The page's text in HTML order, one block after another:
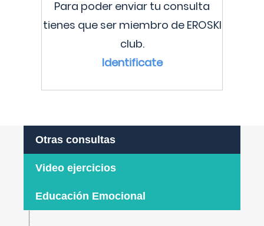
Para poder enviar tu consulta
tienes que ser miembro de EROSKI
club.
Identificate
Otras consultas
Video ejercicios
Educación Emocional